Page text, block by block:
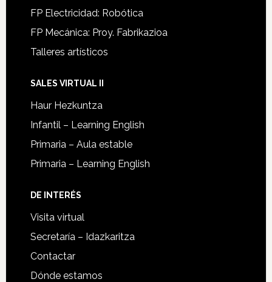
FP Electricidad: Robótica
FP Mecánica: Proy. Fabrikazioa
Talleres artísticos
SALES VIRTUAL II
Haur Hezkuntza
Infantil – Learning English
Primaria – Aula estable
Primaria – Learning English
DE INTERÉS
Visita virtual
Secretaría – Idazkaritza
Contactar
Dónde estamos